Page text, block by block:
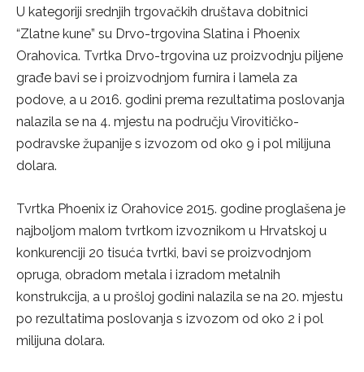
U kategoriji srednjih trgovačkih društava dobitnici
“Zlatne kune” su Drvo-trgovina Slatina i Phoenix
Orahovica. Tvrtka Drvo-trgovina uz proizvodnju piljene
građe bavi se i proizvodnjom furnira i lamela za
podove, a u 2016. godini prema rezultatima poslovanja
nalazila se na 4. mjestu na području Virovitičko-
podravske županije s izvozom od oko 9 i pol milijuna
dolara.
Tvrtka Phoenix iz Orahovice 2015. godine proglašena je
najboljom malom tvrtkom izvoznikom u Hrvatskoj u
konkurenciji 20 tisuća tvrtki, bavi se proizvodnjom
opruga, obradom metala i izradom metalnih
konstrukcija, a u prošloj godini nalazila se na 20. mjestu
po rezultatima poslovanja s izvozom od oko 2 i pol
milijuna dolara.